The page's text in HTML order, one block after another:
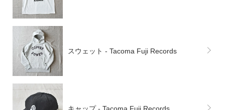
スウェット - Tacoma Fuji Records